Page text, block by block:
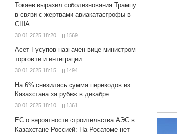
Токаев выразил соболезнования Трампу
в связи с жертвами авиакатастрофы в
США
30.01.2025 18:20 1569
Асет Нусупов назначен вице-министром
торговли и интеграции
30.01.2025 18:15 1494
На 6% снизилась сумма переводов из
Казахстана за рубеж в декабре
30.01.2025 18:10 1361
ЕС о вероятности строительства АЭС в
Казахстане Россией: На Росатоме нет